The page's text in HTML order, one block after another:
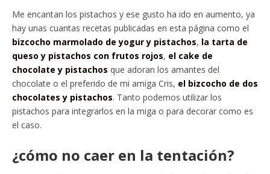
Me encantan los pistachos y ese gusto ha ido en aumento, ya
hay unas cuantas recetas publicadas en esta página como el
bizcocho marmolado de yogur y pistachos, la tarta de
queso y pistachos con frutos rojos, el cake de
chocolate y pistachos que adoran los amantes del
chocolate o el preferido de mi amiga Cris, el bizcocho de dos
chocolates y pistachos. Tanto podemos utilizar los
pistachos para integrarlos en la miga o para decorar como es
el caso.
¿cómo no caer en la tentación?